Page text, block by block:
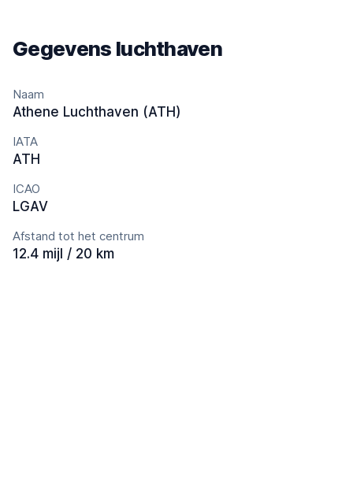
Gegevens luchthaven
Naam
Athene Luchthaven (ATH)
IATA
ATH
ICAO
LGAV
Afstand tot het centrum
12.4 mijl / 20 km